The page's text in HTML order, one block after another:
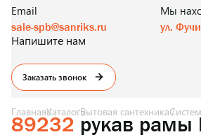
Email
sale-spb@sanriks.ru
Напишите нам
Мы
ул.
Заказать звонок
ГлавнаяКаталогБытовая сантехника
89232 рукав рамы